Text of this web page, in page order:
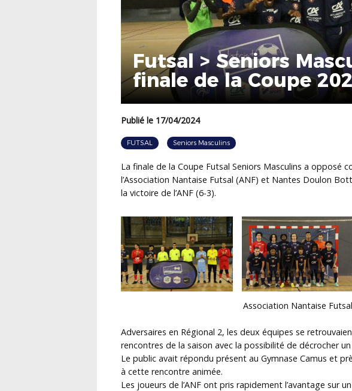
Futsal > Seniors
finale de la Coupe
Publié le 17/04/2024
FUTSAL Seniors Masculins
La finale de la Coupe Futsal Seniors Masculins a opposé
l’Association Nantaise Futsal (ANF) et Nantes Doulon
la victoire de l’ANF (6-3).
Association Nantaise Futsal
Adversaires en Régional 2, les deux équipes se
rencontres de la saison avec la possibilité de décrocher
Le public avait répondu présent au Gymnase Camus et
à cette rencontre animée.
Les joueurs de l’ANF ont pris rapidement l’avantage sur